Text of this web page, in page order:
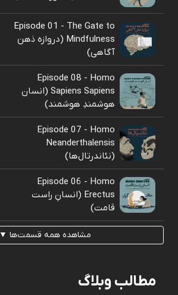
Episode 01 - The Gate to
Mindfulness (دروازه ذهن
آگاهی)
Episode 08 - Homo
Sapiens Sapiens (انسان
هوشمندِ هوشمند)
Episode 07 - Homo
Neanderthalensis
(نئاندرتال‌ها)
Episode 06 - Homo
Erectus (انسانِ راست
قامت)
مشاهده همه قسمت‌ها ▼
مطالب وبلاگ